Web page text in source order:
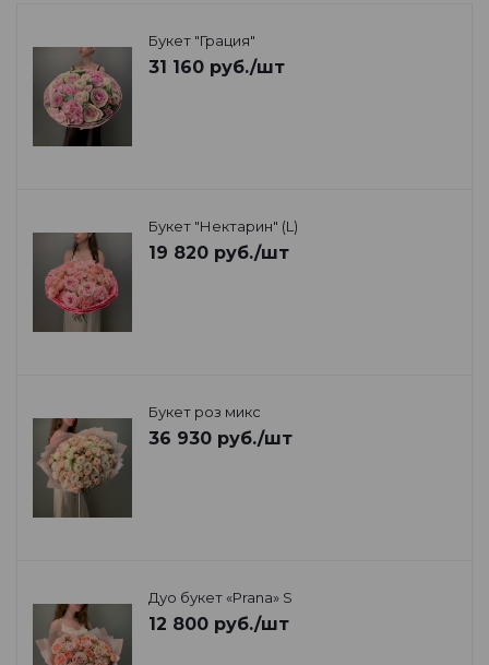
Букет "Грация"
31 160 руб./шт
Букет "Нектарин" (L)
19 820 руб./шт
Букет роз микс
36 930 руб./шт
Дуо букет «Prana» S
12 800 руб./шт